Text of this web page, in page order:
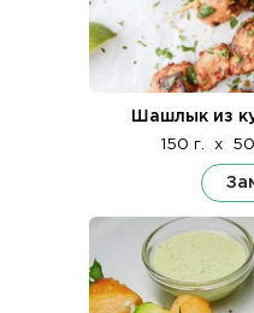
Шашлык из
150 г. x